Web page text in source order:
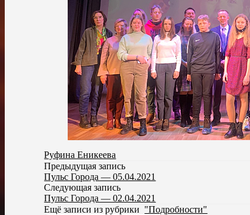
Руфина Еникеева
Предыдущая запись
Пульс Города — 05.04.2021
Следующая запись
Пульс Города — 02.04.2021
Ещё записи из рубрики "Подробности"